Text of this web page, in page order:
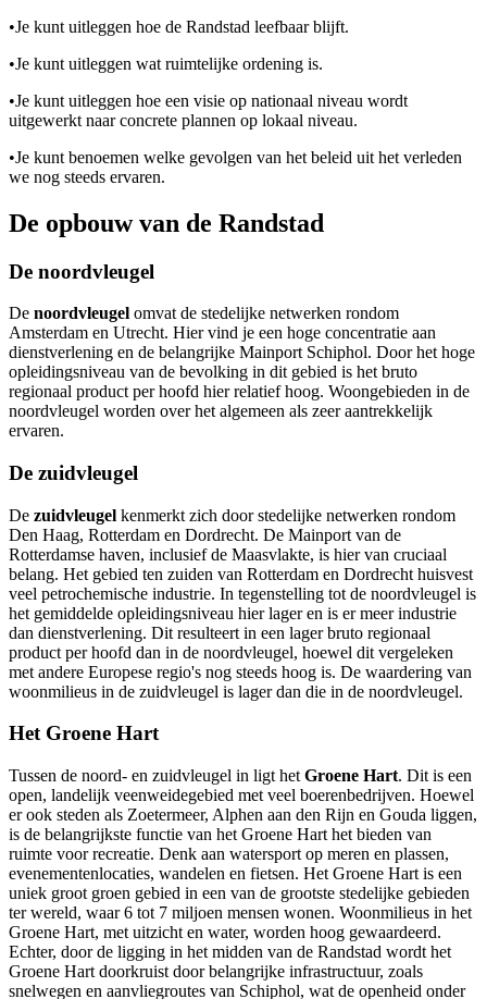
•Je kunt uitleggen hoe de Randstad leefbaar blijft.
•Je kunt uitleggen wat ruimtelijke ordening is.
•Je kunt uitleggen hoe een visie op nationaal niveau wordt
uitgewerkt naar concrete plannen op lokaal niveau.
•Je kunt benoemen welke gevolgen van het beleid uit het verleden
we nog steeds ervaren.
De opbouw van de Randstad
De noordvleugel
De noordvleugel omvat de stedelijke netwerken rondom
Amsterdam en Utrecht. Hier vind je een hoge concentratie aan
dienstverlening en de belangrijke Mainport Schiphol. Door het hoge
opleidingsniveau van de bevolking in dit gebied is het bruto
regionaal product per hoofd hier relatief hoog. Woongebieden in de
noordvleugel worden over het algemeen als zeer aantrekkelijk
ervaren.
De zuidvleugel
De zuidvleugel kenmerkt zich door stedelijke netwerken rondom
Den Haag, Rotterdam en Dordrecht. De Mainport van de
Rotterdamse haven, inclusief de Maasvlakte, is hier van cruciaal
belang. Het gebied ten zuiden van Rotterdam en Dordrecht huisvest
veel petrochemische industrie. In tegenstelling tot de noordvleugel is
het gemiddelde opleidingsniveau hier lager en is er meer industrie
dan dienstverlening. Dit resulteert in een lager bruto regionaal
product per hoofd dan in de noordvleugel, hoewel dit vergeleken
met andere Europese regio's nog steeds hoog is. De waardering van
woonmilieus in de zuidvleugel is lager dan die in de noordvleugel.
Het Groene Hart
Tussen de noord- en zuidvleugel in ligt het Groene Hart. Dit is een
open, landelijk veenweidegebied met veel boerenbedrijven. Hoewel
er ook steden als Zoetermeer, Alphen aan den Rijn en Gouda liggen,
is de belangrijkste functie van het Groene Hart het bieden van
ruimte voor recreatie. Denk aan watersport op meren en plassen,
evenementenlocaties, wandelen en fietsen. Het Groene Hart is een
uniek groot groen gebied in een van de grootste stedelijke gebieden
ter wereld, waar 6 tot 7 miljoen mensen wonen. Woonmilieus in het
Groene Hart, met uitzicht en water, worden hoog gewaardeerd.
Echter, door de ligging in het midden van de Randstad wordt het
Groene Hart doorkruist door belangrijke infrastructuur, zoals
snelwegen en aanvliegroutes van Schiphol, wat de openheid onder